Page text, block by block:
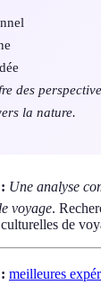
des
la nature.
Une analyse
voyage.
de
meilleures